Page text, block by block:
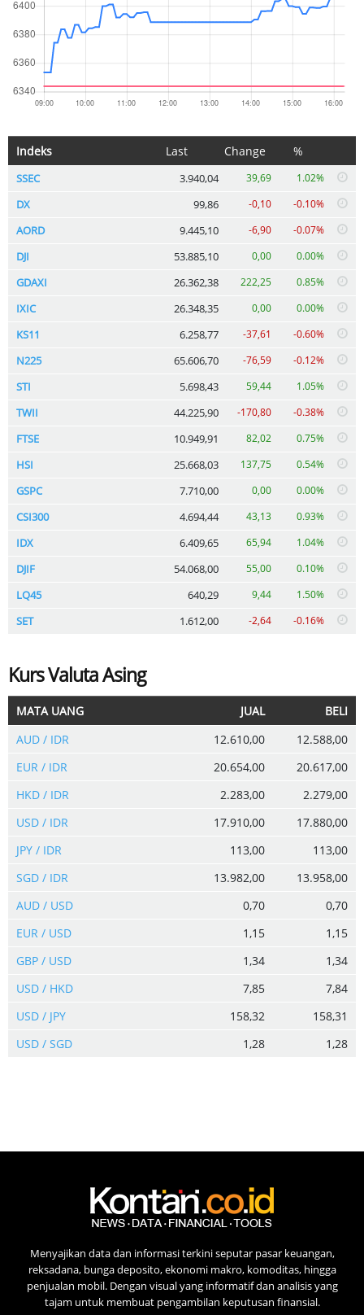
Indeks Last Change %
SSEC 3.940,04 39,69 1.02%
DX 99,86 -0,10 -0.10%
AORD 9.445,10 -6,90 -0.07%
DJI 53.885,10 0,00 0.00%
GDAXI 26.362,38 222,25 0.85%
IXIC 26.348,35 0,00 0.00%
KS11 6.258,77 -37,61 -0.60%
N225 65.606,70 -76,59 -0.12%
STI 5.698,43 59,44 1.05%
TWII 44.225,90 -170,80 -0.38%
FTSE 10.949,91 82,02 0.75%
HSI 25.668,03 137,75 0.54%
GSPC 7.710,00 0,00 0.00%
CSI300 4.694,44 43,13 0.93%
IDX 6.409,65 65,94 1.04%
DJIF 54.068,00 55,00 0.10%
LQ45 640,29 9,44 1.50%
SET 1.612,00 -2,64 -0.16%
Kurs Valuta Asing
MATA UANG JUAL
BELI
AUD / IDR
12.610,00
12.588,00
EUR / IDR
20.654,00
20.617,00
HKD / IDR
2.283,00
2.279,00
USD / IDR
17.910,00
17.880,00
JPY / IDR
113,00
113,00
SGD / IDR
13.982,00
13.958,00
AUD / USD
0,70
0,70
EUR / USD
1,15
1,15
GBP / USD
1,34
1,34
USD / HKD
7,85
7,84
USD / JPY
158,32
158,31
USD / SGD
1,28 1,28
Menyajikan data dan informasi terkini seputar pasar keuangan,
reksadana, bunga deposito, ekonomi makro, komoditas, hingga
penjualan mobil. Dengan visual yang informatif dan analisis yang
tajam untuk membuat pengambilan keputusan finansial.